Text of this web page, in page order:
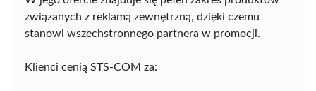
związanych z reklamą zewnętrzną, dzięki czemu
stanowi wszechstronnego partnera w promocji.
Klienci cenią STS-COM za: